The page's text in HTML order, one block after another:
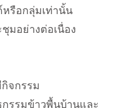
รือกลุ่มเท่านั้น
อย่างต่อเนื่อง
กรรม
รมข้าวพื้นบ้านและ